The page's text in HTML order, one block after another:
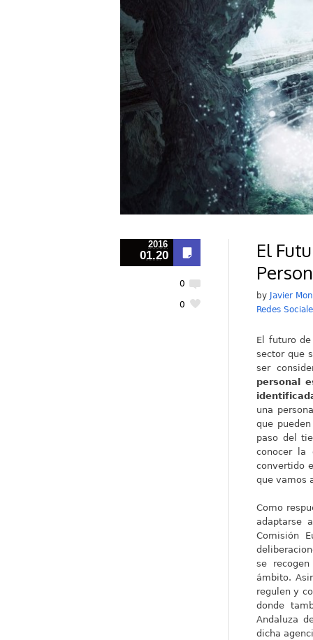
2016
01.20
0
0
El
by Javier
Redes
El futuro
sector que
ser
personal
una
que
paso del
conocer la
convertido
que vamos
Como
adaptarse
Comisión
se
ámbito.
regulen y
donde
Andaluza
dicha